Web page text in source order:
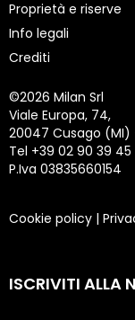
Proprietà e riserve
Info legali
Crediti
©2026 Milan Srl
Viale Europa, 74,
20047 Cusago (MI)
Tel +39 02 90 39 45
P.Iva 03835660154
Cookie policy |
ISCRIVITI ALLA